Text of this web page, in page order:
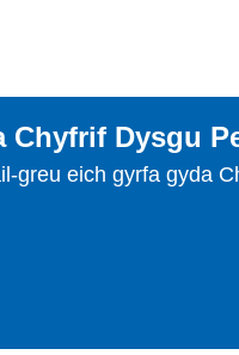
Chyfrif Dysgu
greu eich gyrfa gyda